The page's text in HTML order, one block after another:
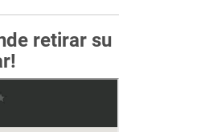
retirar su